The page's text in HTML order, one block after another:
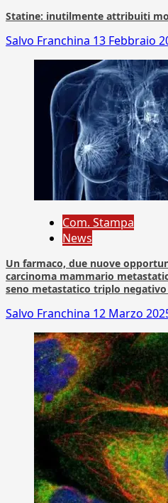
Statine: inutilmente attribuiti
Salvo Franchina 13 Febbraio
Com. Stampa
News
Un farmaco, due nuove
carcinoma mammario
seno metastatico triplo
Salvo Franchina 12 Marzo